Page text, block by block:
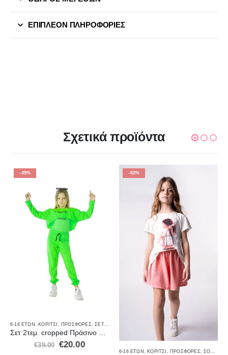
ΕΠΙΠΛΈΟΝ ΠΛΗΡΟΦΟΡΊΕΣ
Σχετικά προϊόντα
-49%
6-16 ΕΤΏΝ ΚΟΡΊΤΣΙ ΠΡΟΣΦΟΡΈΣ ,ΣΕΤ ΡΟΎΧΑ
€39.00 €20.00
-60%
6-16 ΕΤΏΝ , ΚΟΡΊΤΣΙ , ΠΡΟΣΦΟΡΈΣ,ΣΟΡΤΣ